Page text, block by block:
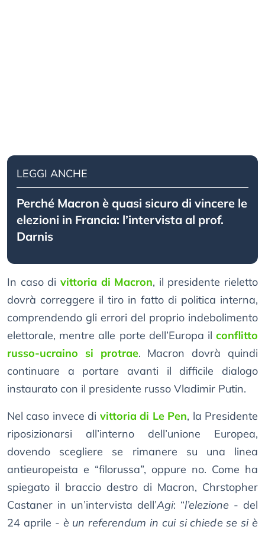
LEGGI ANCHE
Perché Macron è quasi sicuro di vincere le
elezioni in Francia: l’intervista al prof.
Darnis
In caso di vittoria di Macron, il presidente rieletto
dovrà correggere il tiro in fatto di politica interna,
comprendendo gli errori del proprio indebolimento
elettorale, mentre alle porte dell’Europa il conflitto
russo-ucraino si protrae. Macron dovrà quindi
continuare a portare avanti il difficile dialogo
instaurato con il presidente russo Vladimir Putin.
Nel caso invece di vittoria di Le Pen, la Presidente
riposizionarsi all’interno dell’unione Europea,
dovendo scegliere se rimanere su una linea
antieuropeista e “filorussa”, oppure no. Come ha
spiegato il braccio destro di Macron, Chrstopher
Castaner in un’intervista dell’Agi: “l’elezione - del
24 aprile - è un referendum in cui si chiede se si è